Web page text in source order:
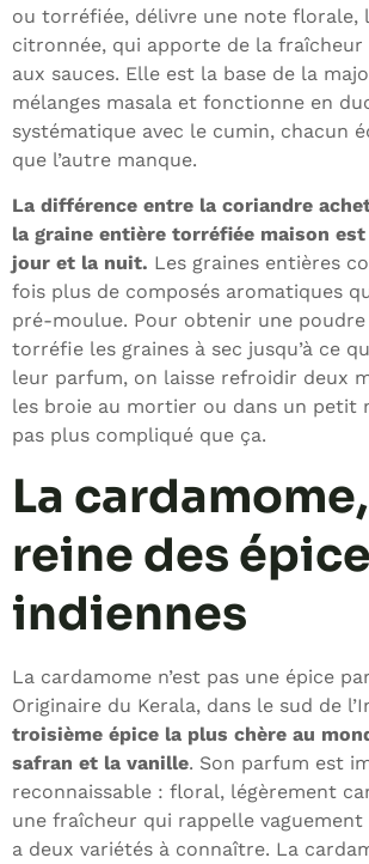
ou torréfiée, délivre une note florale,
citronnée, qui apporte de la
aux sauces. Elle est la base de la
mélanges masala et fonctionne en
systématique avec le cumin, chacun
que l’autre manque.
La différence entre la coriandre
la graine entière torréfiée maison
jour et la nuit. Les graines entières
fois plus de composés aromatiques
pré-moulue. Pour obtenir une
torréfie les graines à sec jusqu’à ce
leur parfum, on laisse refroidir deux
les broie au mortier ou dans un petit
pas plus compliqué que ça.
La
reine des
indiennes
La cardamome n’est pas une épice
Originaire du Kerala, dans le sud de
troisième épice la plus chère au
safran et la vanille. Son parfum est
reconnaissable : floral, légèrement
une fraîcheur qui rappelle vaguement
a deux variétés à connaître. La